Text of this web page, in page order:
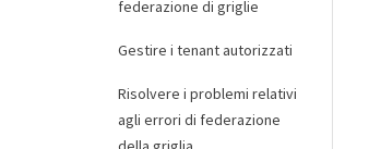
federazione di griglie
Gestire i tenant autorizzati
Risolvere i problemi relativi
agli errori di federazione